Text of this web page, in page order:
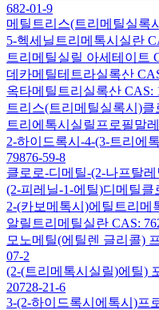
682-01-9
메틸트리스(트리메틸실록
5-헥세닐트리메톡시실란
트리메틸실릴 아세테이트
데카메틸테트라실록산
옥타메틸트리실록산 CAS:
트리스(트리메틸실록시)클
트리에톡시실릴프로필말
2-하이드록시-4-(3-트리에
79876-59-8
클로로-디메틸-(2-나프탈
(2-피레닐-1-에틸)디메틸클
2-(카보메톡시)에틸트리메
알릴트리메틸실란 CAS:
모노메틸(에틸렌 글리콜)
07-2
(2-(트리메톡시실릴)에틸)
20728-21-6
3-(2-하이드록시에톡시)프